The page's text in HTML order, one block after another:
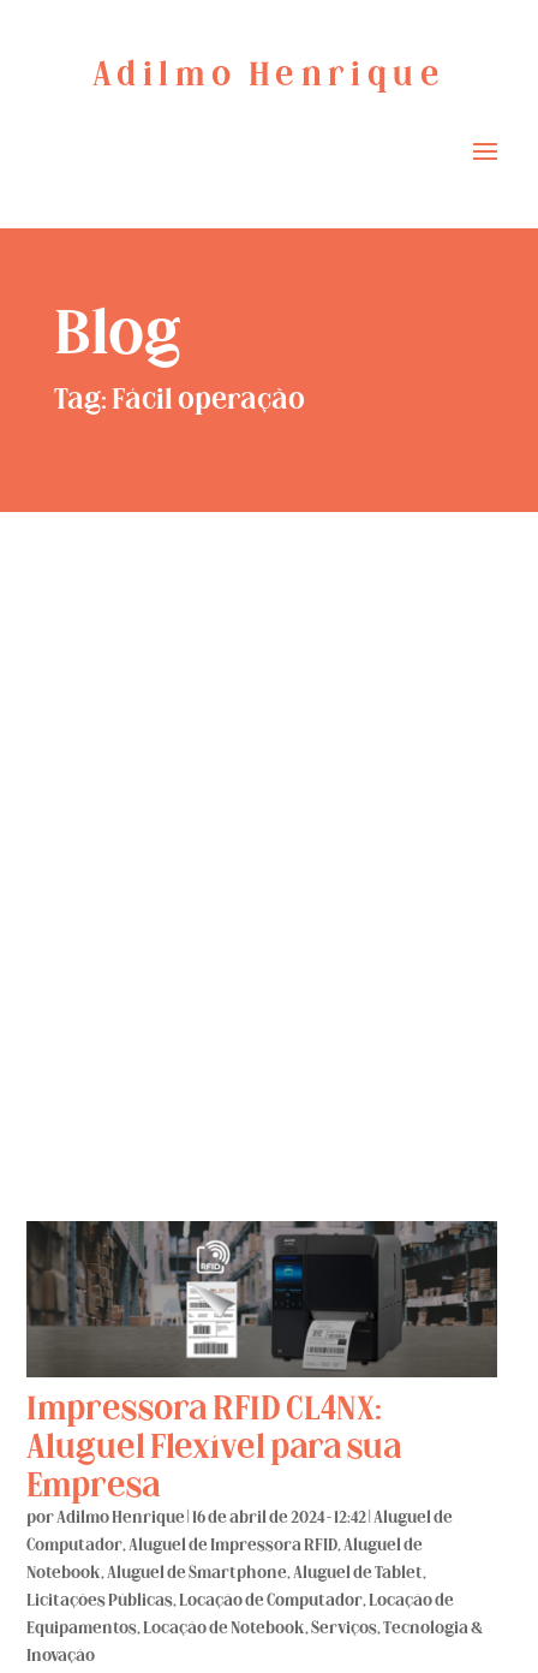
Adilmo Henrique
Blog
Tag: Fácil operação
Impressora RFID CL4NX:
Aluguel Flexível para sua
Empresa
porAdilmo Henrique |16 de abril de 2024 - 12:42 |Aluguel de
Computador,Aluguel de Impressora RFID,Aluguel de
Notebook,Aluguel de Smartphone,Aluguel de Tablet,
Licitações Públicas,Locação de Computador,Locação de
Equipamentos,Locação de Notebook,Serviços,Tecnologia &
Inovação